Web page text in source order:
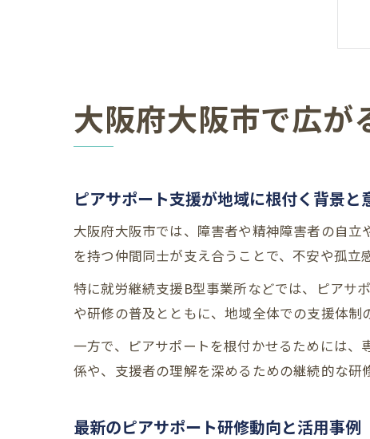
大阪府大阪市で広が
ピアサポート支援が地域に根付く背景と
大阪府大阪市では、障害者や精神障害者の自
を持つ仲間同士が支え合うことで、不安や孤立
特に就労継続支援B型事業所などでは、ピアサ
や研修の普及とともに、地域全体での支援体制
一方で、ピアサポートを根付かせるためには
係や、支援者の理解を深めるための継続的な研
最新のピアサポート研修動向と活用事例